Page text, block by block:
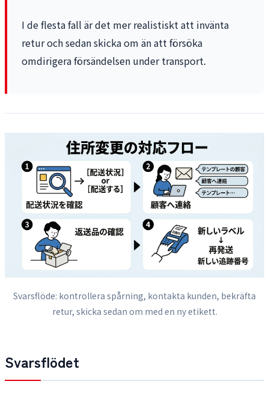
I de flesta fall är det mer realistiskt att invänta
retur och sedan skicka om än att försöka
omdirigera försändelsen under transport.
Svarsflöde: kontrollera spårning, kontakta kunden, bekräfta
retur, skicka sedan om med en ny etikett.
Svarsflödet